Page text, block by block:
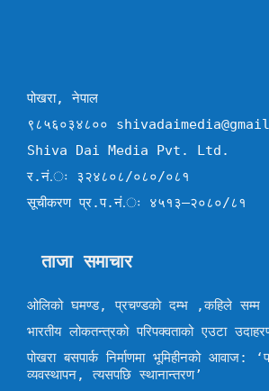
पोखरा, नेपाल
९८५६०३४८००
Shiva Dai Media Pvt. Ltd.
र.नं.ः ३२४८०८/०८०/०८१
सूचीकरण प्र.प.नं.ः ४५१३–२०८०/८१
ताजा समाचार
ओलिको घमण्ड, प्रचण्डको दम्भ ,कहिले सम्म
भारतीय लोकतन्त्रको परिपक्वताको एउटा
पोखरा बसपार्क निर्माणमा भूमिहीनको आवाज:
व्यवस्थापन, त्यसपछि स्थानान्तरण’